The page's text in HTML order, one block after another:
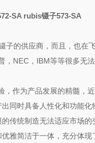
SA rubis镊子573-SA
子的供应商，而且，也在
，NEC，IBM等等很多无
，作为产品发展的精髓，
同时具备人性化和功能
传统制造无法适应市场
雅简洁于一体，充分体